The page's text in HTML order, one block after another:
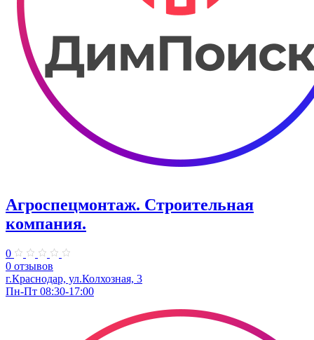
Агроспецмонтаж. Строительная
компания.
0
0 отзывов
г.Краснодар, ул.Колхозная, 3
Пн-Пт 08:30-17:00